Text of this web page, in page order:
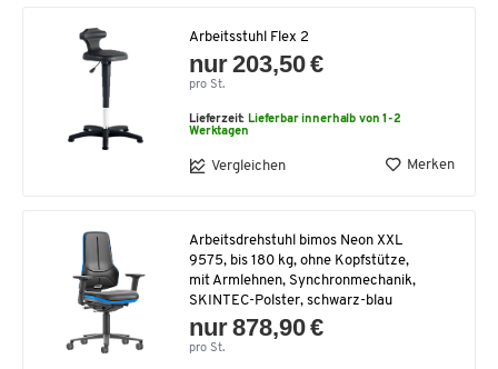
Arbeitsstuhl Flex 2
nur 203,50 €
pro St.
Lieferzeit:Lieferbar innerhalb von 1-2
Werktagen
Vergleichen Merken
Arbeitsdrehstuhl bimos Neon XXL
9575, bis 180 kg, ohne Kopfstütze,
mit Armlehnen, Synchronmechanik,
SKINTEC-Polster, schwarz-blau
nur 878,90 €
pro St.